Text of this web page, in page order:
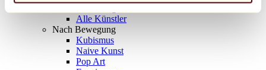
Alle Künstler
Nach Bewegung
Kubismus
Naive Kunst
Pop Art